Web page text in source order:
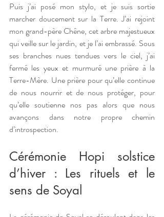
Puis j’ai posé mon stylo, et je suis sortie
marcher doucement sur la Terre. J’ai rejoint
mon grand-père Chêne, cet arbre majestueux
qui veille sur le jardin, et je l’ai embrassé. Sous
ses branches nues tendues vers le ciel, j’ai
fermé les yeux et murmuré une prière à la
Terre-Mère. Une prière pour qu’elle continue
de nous nourrir et de nous protéger, pour
qu’elle soutienne nos pas alors que nous
avançons dans notre propre chemin
d’introspection.
Cérémonie Hopi solstice
d’hiver : Les rituels et le
sens de Soyal